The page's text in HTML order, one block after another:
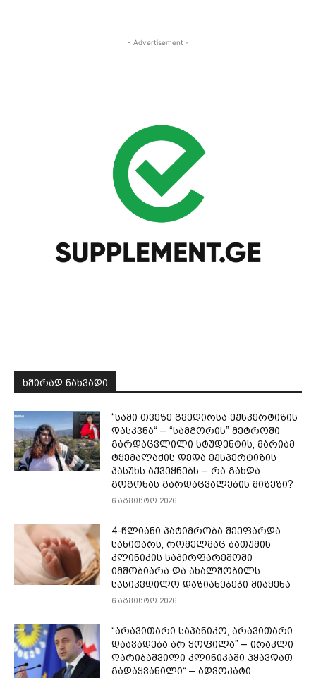
- Advertisement -
ᲮᲨᲘᲠᲐᲓ ᲜᲐᲮᲕᲐᲓᲘ
“სამი თვე­ზე გვე­ღირ­სა ექ­სპერ­ტი­ზის
დას­კვნა“ – “სამგორის” მეტროში
გარდაცვლილი სტუდენტის, მარიამ
ტყემალაძის დედა ექსპერტიზის
პასუხს აქვეყნებს – რა გახდა
გოგონას გარდაცვალების მიზეზი?
6 აგვისტო 2026
4-წლიანი პატიმრობა შეეფარდა
სანიტარს, რომელმაც ბათუმის
კლინიკის საპირფარეშოში
იმშობიარა და ახალშობილს
სასიკვდილო დაზიანებები მიაყენა
6 აგვისტო 2026
“არავითარი საპანიკო, არავითარი
დაავადება არ ყოფილა” – ირაკლი
ღარიბაშვილი კლინიკაში ჰყავდათ
გადაყვანილი“ – ადვოკატი